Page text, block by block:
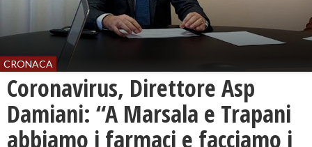
CRONACA
Coronavirus, Direttore Asp
Damiani: “A Marsala e Trapani
abbiamo i farmaci e facciamo i